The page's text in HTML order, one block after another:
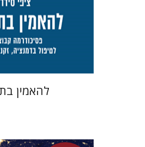
מחיר
$42
להאמין